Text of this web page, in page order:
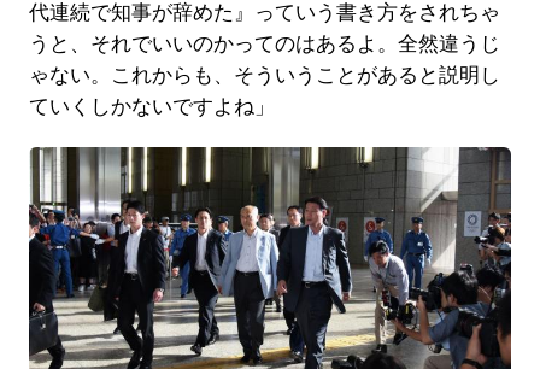
代連続で知事が辞めた』っていう書き方をされちゃ
うと、それでいいのかってのはあるよ。全然違うじ
ゃない。これからも、そういうことがあると説明し
ていくしかないですよね」